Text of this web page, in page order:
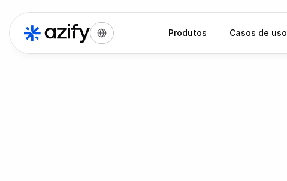
Select Language
Produtos Casos de uso